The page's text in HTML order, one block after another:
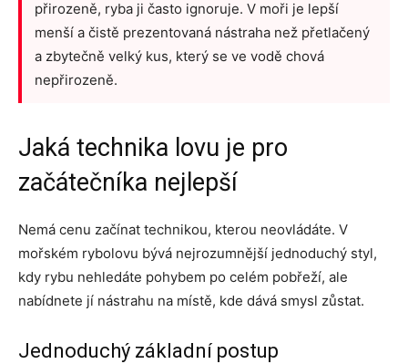
přirozeně, ryba ji často ignoruje. V moři je lepší
menší a čistě prezentovaná nástraha než přetlačený
a zbytečně velký kus, který se ve vodě chová
nepřirozeně.
Jaká technika lovu je pro
začátečníka nejlepší
Nemá cenu začínat technikou, kterou neovládáte. V
mořském rybolovu bývá nejrozumnější jednoduchý styl,
kdy rybu nehledáte pohybem po celém pobřeží, ale
nabídnete jí nástrahu na místě, kde dává smysl zůstat.
Jednoduchý základní postup